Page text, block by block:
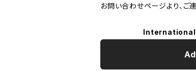
お問い合わせページより、ご